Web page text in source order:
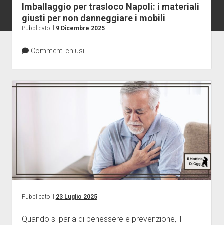
Home
Abbigliamento
Casa
Curiosità
Marketing
Medicina
Professioni
Scienza
Senza categoria
Mattino
oggi
Imballaggio per trasloco Napoli: i materiali
giusti per non danneggiare i mobili
Pubblicato il 9 Dicembre 2025
Commenti chiusi
Pubblicato il 23 Luglio 2025
Quando si parla di benessere e prevenzione, il